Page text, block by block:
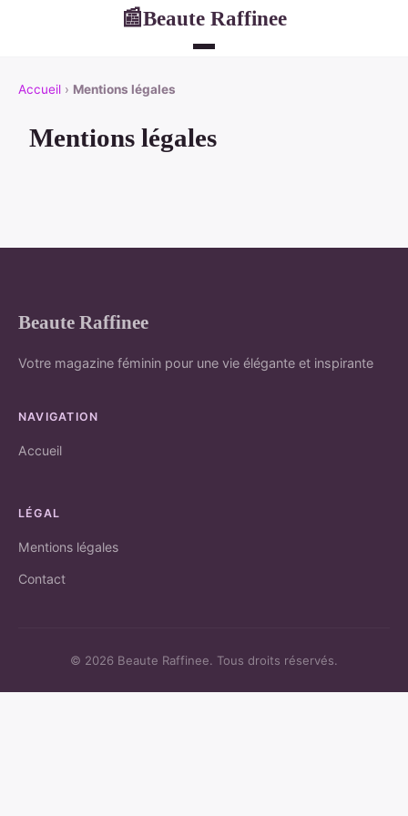
📰Beaute Raffinee
Accueil › Mentions légales
Mentions légales
Beaute Raffinee
Votre magazine féminin pour une vie élégante et inspirante
NAVIGATION
Accueil
LÉGAL
Mentions légales
Contact
© 2026 Beaute Raffinee. Tous droits réservés.